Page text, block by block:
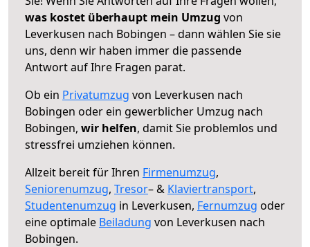
was kostet überhaupt mein Umzug von
Leverkusen nach Bobingen – dann wählen Sie sie
uns, denn wir haben immer die passende
Antwort auf Ihre Fragen parat.
Ob ein Privatumzug von Leverkusen nach
Bobingen oder ein gewerblicher Umzug nach
Bobingen, wir helfen, damit Sie problemlos und
stressfrei umziehen können.
Allzeit bereit für Ihren Firmenumzug,
Seniorenumzug, Tresor– & Klaviertransport,
Studentenumzug in Leverkusen, Fernumzug oder
eine optimale Beiladung von Leverkusen nach
Bobingen.